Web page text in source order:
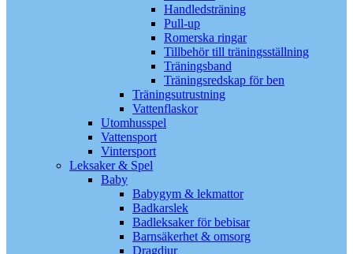
Handledsträning
Pull-up
Romerska ringar
Tillbehör till träningsställning
Träningsband
Träningsredskap för ben
Träningsutrustning
Vattenflaskor
Utomhusspel
Vattensport
Vintersport
Leksaker & Spel
Baby
Babygym & lekmattor
Badkarslek
Badleksaker för bebisar
Barnsäkerhet & omsorg
Dragdjur